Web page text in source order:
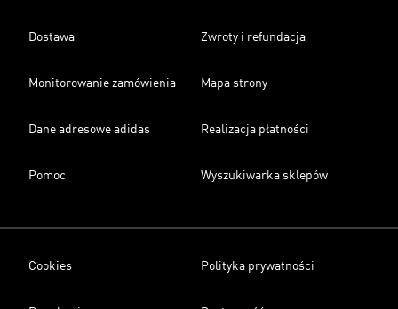
Dostawa Zwroty i refundacja
Monitorowanie zamówienia Mapa strony
Dane adresowe adidas Realizacja płatności
Pomoc Wyszukiwarka sklepów
Cookies Polityka prywatności